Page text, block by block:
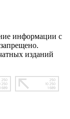
информации с
изданий